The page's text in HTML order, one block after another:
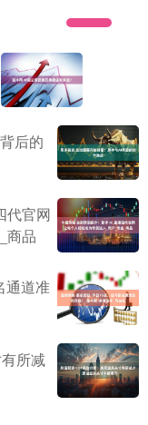
后的
代官网
商品
通道准
所减